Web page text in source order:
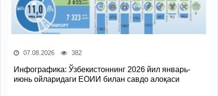
07.08.2026 382
Инфографика: Ўзбекистоннинг 2026 йил январь-
июнь ойларидаги ЕОИИ билан савдо алоқаси